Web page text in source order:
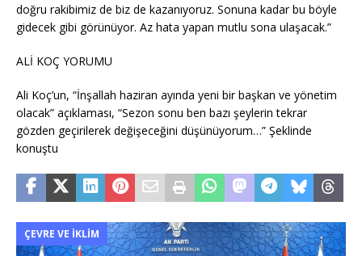
doğru rakibimiz de biz de kazanıyoruz. Sonuna kadar bu böyle
gidecek gibi görünüyor. Az hata yapan mutlu sona ulaşacak.”
ALİ KOÇ YORUMU
Ali Koç’un, “İnşallah haziran ayında yeni bir başkan ve yönetim
olacak” açıklaması, “Sezon sonu ben bazı şeylerin tekrar
gözden geçirilerek değişeceğini düşünüyorum…” Şeklinde
konuştu
ÇEVRE VE İKLIM